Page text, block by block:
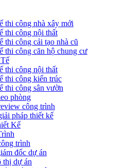
thi công nhà xây mới
thi công nội thất
thi công cải tạo nhà cũ
thi công căn hộ chung cư
thi công nội thất
thi công kiến trúc
thi công sân vườn
phòng
công trình
pháp thiết kế
Kế
trình
đốc dự án
thị dự án